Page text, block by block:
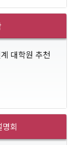
대학원 추천
회